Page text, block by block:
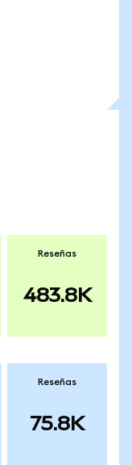
Reseñas
483.8K
Reseñas
75.8K